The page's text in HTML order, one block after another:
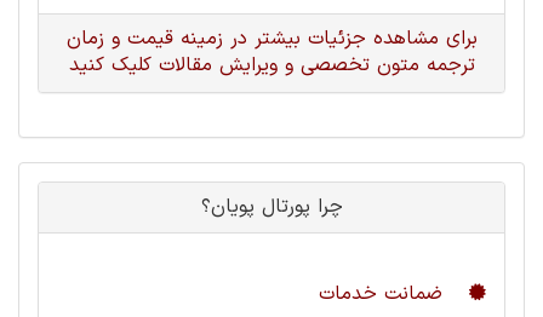
برای مشاهده جزئیات بیشتر در زمینه قیمت و زمان
ترجمه متون تخصصی و ویرایش مقالات کلیک کنید
چرا پورتال پویان؟
ضمانت خدمات